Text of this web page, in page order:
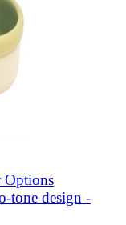
Options
tone design -